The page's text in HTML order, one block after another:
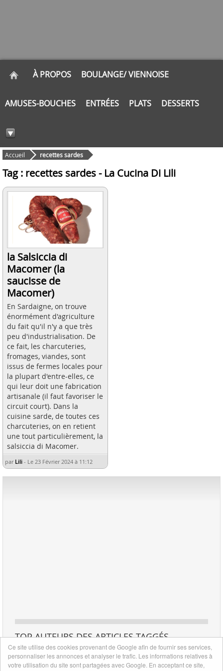
À PROPOS BOULANGE/ VIENNOISE
AMUSES-BOUCHES ENTRÉES PLATS DESSERTS
Accueil recettes sardes
Tag : recettes sardes - La Cucina Di Lili
la Salsiccia di
Macomer (la
saucisse de
Macomer)
En Sardaigne, on trouve
énormément d'agriculture
du fait qu'il n'y a que très
peu d'industrialisation. De
ce fait, les charcuteries,
fromages, viandes, sont
issus de fermes locales pour
la plupart d'entre-elles, ce
qui leur doit une fabrication
artisanale (il faut favoriser le
circuit court). Dans la
cuisine sarde, de toutes ces
charcuteries, on en retient
une tout particulièrement, la
salsiccia di Macomer.
par Lili - Le 23 Février 2024 à 11:12
TOP AUTEURS DES ARTICLES TAGGÉS
1 Lili 1
article
Ce site utilise des cookies provenant de Google afin de fournir ses services,
personnaliser les annonces et analyser le trafic. Les informations relatives à
votre utilisation du site sont partagées avec Google. En acceptant ce site,